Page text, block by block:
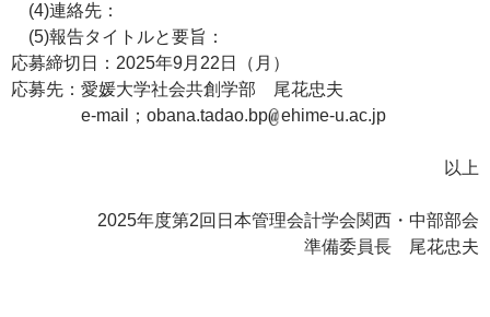
(4)連絡先：
(5)報告タイトルと要旨：
応募締切日：2025年9月22日（月）
応募先：愛媛大学社会共創学部 尾花忠夫
e-mail；obana.tadao.bp
ehime-u.ac.jp
以上
2025年度第2回日本管理会計学会関西・中部部会
準備委員長 尾花忠夫